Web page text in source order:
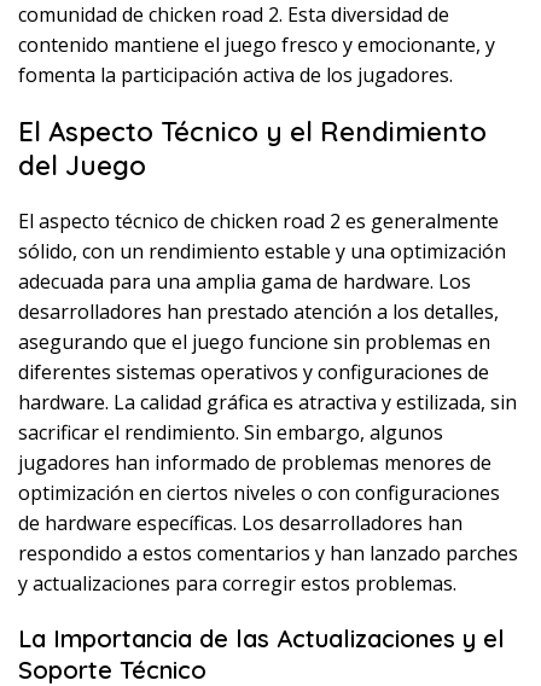
comunidad de chicken road 2. Esta diversidad de
contenido mantiene el juego fresco y emocionante, y
fomenta la participación activa de los jugadores.
El Aspecto Técnico y el Rendimiento
del Juego
El aspecto técnico de chicken road 2 es generalmente
sólido, con un rendimiento estable y una optimización
adecuada para una amplia gama de hardware. Los
desarrolladores han prestado atención a los detalles,
asegurando que el juego funcione sin problemas en
diferentes sistemas operativos y configuraciones de
hardware. La calidad gráfica es atractiva y estilizada, sin
sacrificar el rendimiento. Sin embargo, algunos
jugadores han informado de problemas menores de
optimización en ciertos niveles o con configuraciones
de hardware específicas. Los desarrolladores han
respondido a estos comentarios y han lanzado parches
y actualizaciones para corregir estos problemas.
La Importancia de las Actualizaciones y el
Soporte Técnico